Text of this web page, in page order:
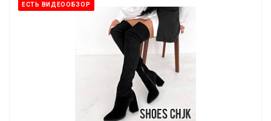
ЕСТЬ ВИДЕООБЗОР